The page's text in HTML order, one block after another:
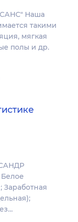
Наша
такими
мягкая
полы и др.